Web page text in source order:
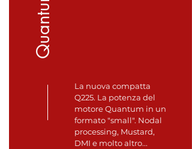
La nuova compatta
Q225. La potenza del
motore Quantum in un
formato "small". Nodal
processing, Mustard,
DMI e molto altro...